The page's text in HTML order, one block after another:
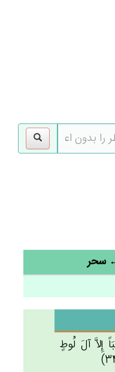
إِلاَّ آل‌َ لُوط‌ٍ